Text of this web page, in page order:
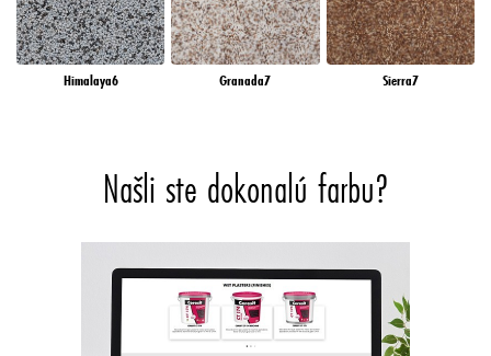
Himalaya6 Granada7 Sierra7
Našli ste dokonalú farbu?